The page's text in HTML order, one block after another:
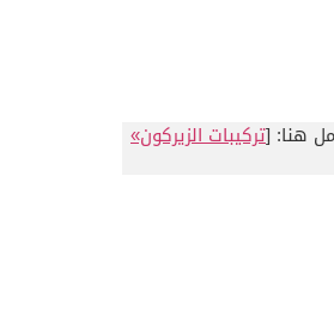
هنا: [تركيبات الزيركون»